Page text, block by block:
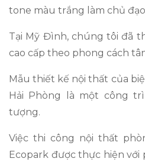
tone màu trắng làm chủ
Tại Mỹ Đình, chúng tôi đã
cao cấp theo phong cách
Mẫu thiết kế nội thất của
Hải Phòng là một công
tượng.
Việc thi công nội thất
Ecopark được thực hiện với